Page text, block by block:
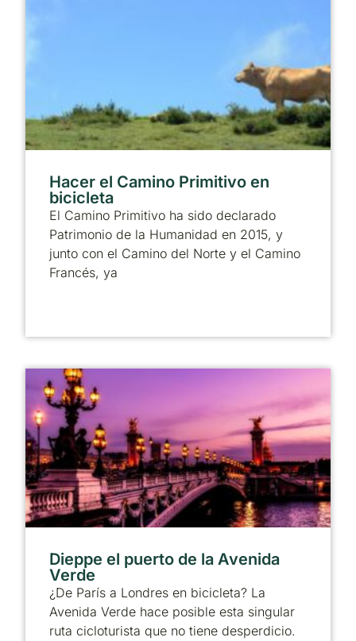
Hacer el Camino Primitivo en
bicicleta
El Camino Primitivo ha sido declarado
Patrimonio de la Humanidad en 2015, y
junto con el Camino del Norte y el Camino
Francés, ya
Dieppe el puerto de la Avenida
Verde
¿De París a Londres en bicicleta? La
Avenida Verde hace posible esta singular
ruta cicloturista que no tiene desperdicio.